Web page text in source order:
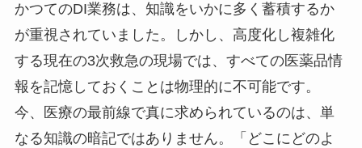
かつてのDI業務は、知識をいかに多く蓄積するか
が重視されていました。しかし、高度化し複雑化
する現在の3次救急の現場では、すべての医薬品情
報を記憶しておくことは物理的に不可能です。
今、医療の最前線で真に求められているのは、単
なる知識の暗記ではありません。「どこにどのよ